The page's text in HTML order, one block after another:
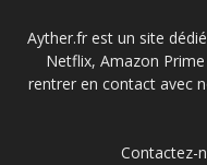
Ayther.fr est un site
Netflix, Amazon
rentrer en contact avec
Contactez-